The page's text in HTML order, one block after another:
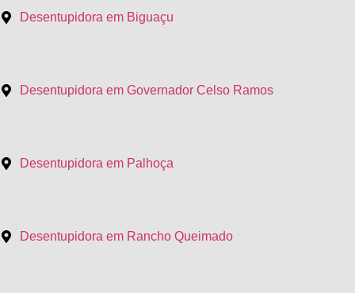
Desentupidora em Biguaçu
Desentupidora em Governador Celso Ramos
Desentupidora em Palhoça
Desentupidora em Rancho Queimado